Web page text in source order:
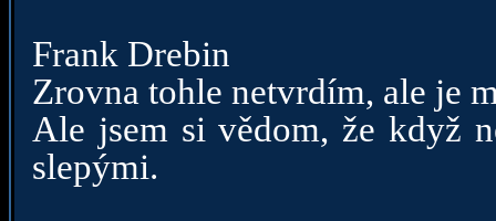
Frank Drebin
Zrovna tohle netvrdím, ale je
Ale jsem si vědom, že když
slepými.